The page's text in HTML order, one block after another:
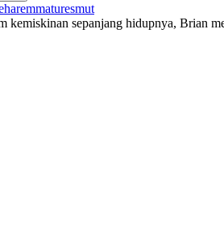
haremmaturesmut
kemiskinan sepanjang hidupnya, Brian